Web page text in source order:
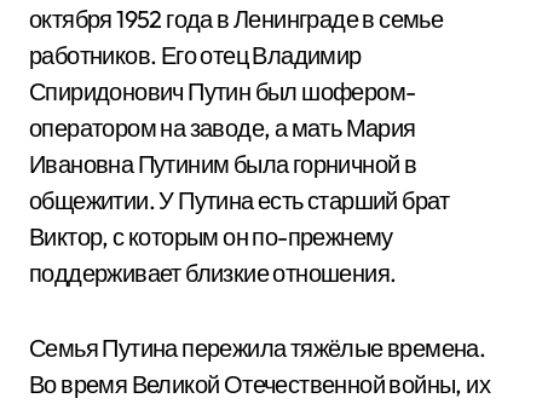
октября 1952 года в Ленинграде в семье
работников. Его отец Владимир
Спиридонович Путин был шофером-
оператором на заводе, а мать Мария
Ивановна Путиним была горничной в
общежитии. У Путина есть старший брат
Виктор, с которым он по-прежнему
поддерживает близкие отношения.
Семья Путина пережила тяжёлые времена.
Во время Великой Отечественной войны, их